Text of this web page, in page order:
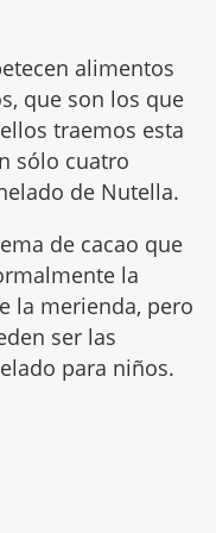
alimentos
que son los que
traemos esta
sólo cuatro
de Nutella.
de cacao que
la
la merienda, pero
ser las
para niños.